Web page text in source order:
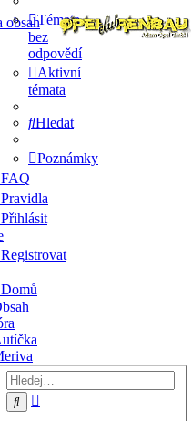
obsahTémata
bez
odpovědí
Aktivní
témata
Hledat
Poznámky
FAQ
Pravidla
Přihlásit
Registrovat
Domů
Hledat